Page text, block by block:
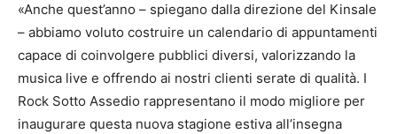
«Anche quest’anno – spiegano dalla direzione del Kinsale
– abbiamo voluto costruire un calendario di appuntamenti
capace di coinvolgere pubblici diversi, valorizzando la
musica live e offrendo ai nostri clienti serate di qualità. I
Rock Sotto Assedio rappresentano il modo migliore per
inaugurare questa nuova stagione estiva all’insegna